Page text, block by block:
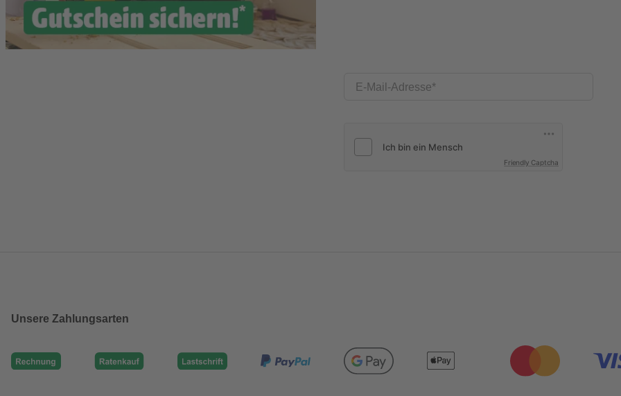
E-Mail-Adresse
Friendly Captcha
Unsere Zahlungsarten